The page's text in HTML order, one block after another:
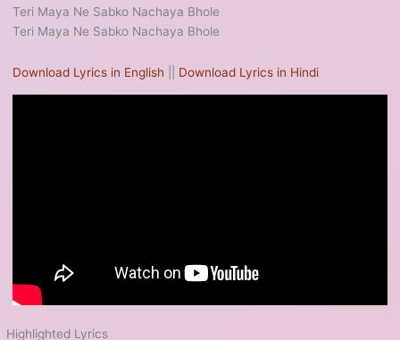
Teri Maya Ne Sabko Nachaya Bhole
Teri Maya Ne Sabko Nachaya Bhole
Download Lyrics in English Download Lyrics in Hindi
Highlighted Lyrics